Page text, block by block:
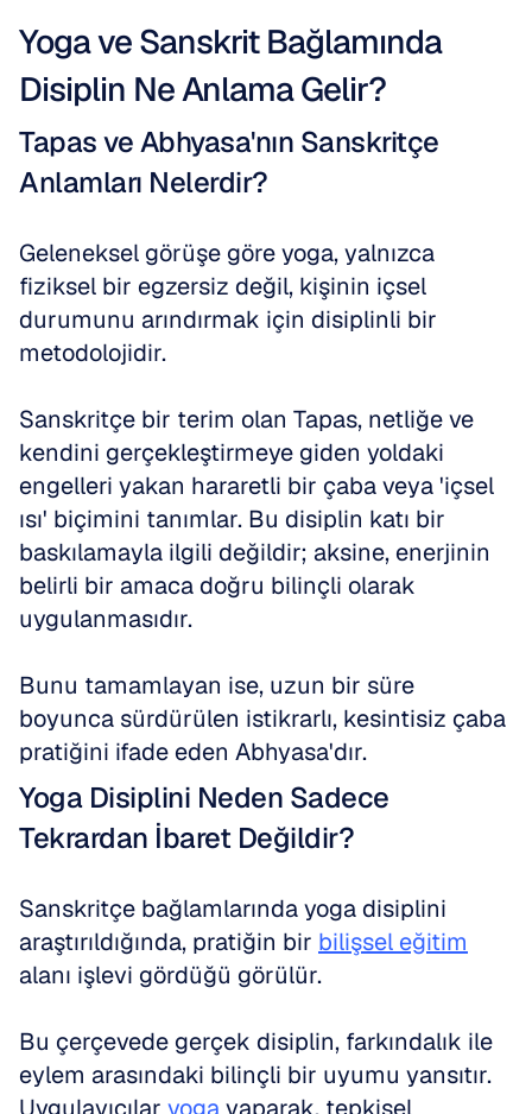
Yoga ve Sanskrit Bağlamında
Disiplin Ne Anlama Gelir?
Tapas ve Abhyasa'nın Sanskritçe
Anlamları Nelerdir?
Geleneksel görüşe göre yoga, yalnızca
fiziksel bir egzersiz değil, kişinin içsel
durumunu arındırmak için disiplinli bir
metodolojidir.
Sanskritçe bir terim olan Tapas, netliğe ve
kendini gerçekleştirmeye giden yoldaki
engelleri yakan hararetli bir çaba veya 'içsel
ısı' biçimini tanımlar. Bu disiplin katı bir
baskılamayla ilgili değildir; aksine, enerjinin
belirli bir amaca doğru bilinçli olarak
uygulanmasıdır.
Bunu tamamlayan ise, uzun bir süre
boyunca sürdürülen istikrarlı, kesintisiz çaba
pratiğini ifade eden Abhyasa'dır.
Yoga Disiplini Neden Sadece
Tekrardan İbaret Değildir?
Sanskritçe bağlamlarında yoga disiplini
araştırıldığında, pratiğin bir bilişsel eğitim
alanı işlevi gördüğü görülür.
Bu çerçevede gerçek disiplin, farkındalık ile
eylem arasındaki bilinçli bir uyumu yansıtır.